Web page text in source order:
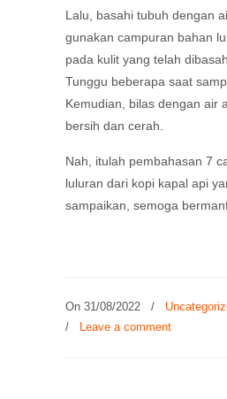
Lalu, basahi tubuh dengan
gunakan campuran bahan
pada kulit yang telah
Tunggu beberapa saat
Kemudian, bilas dengan air
bersih dan cerah.
Nah, itulah pembahasan 7
luluran dari kopi kapal api
sampaikan, semoga
On 31/08/2022 /
/
Leave a comment